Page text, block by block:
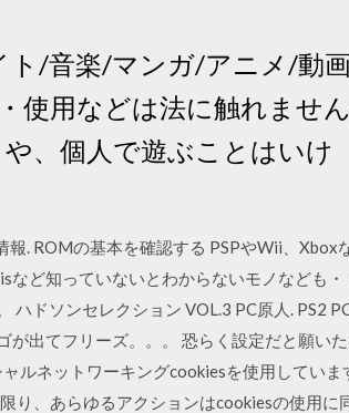
/音楽/マンガ/アニメ/動
使用などは法に触れません
、個人で遊ぶことはいけ
. ROMの基本を確認する PSPやWii、Xbox
など知っていないとわからないモノなども
ドソンセレクション VOL.3 PC原人. PS2
が出てフリーズ。。。 恐らく設定だと願い
ルネットワーキングcookiesを使用していま
り、あらゆるアクションはcookiesの使用に